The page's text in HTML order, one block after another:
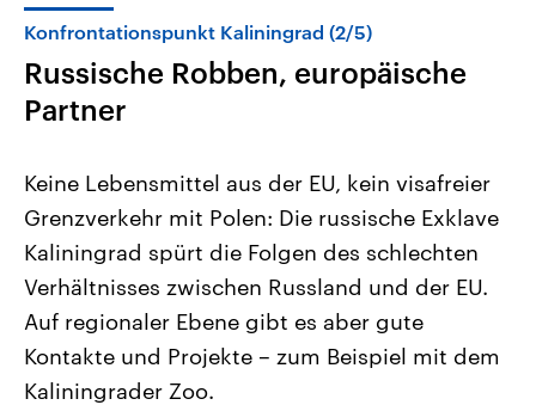
Themen
Landtagswahl Sachsen-Anhalt
2026
Alle Informationen
Sachsen-Anhalt wählt am 6.
September 2026 einen neuen
Landtag. Seit 2021 wird das
Bundesland von einer Koalition aus
CDU, SPD und FDP regiert.-
Umfragen, Prognosen,
USA
Aktuelle Beiträge,
Hintergründe
Wirtschaftlich und
gehören die Vereinigten
den mächtigsten Ländern
mit großem Einfluss auf
aktuelle Weltgeschehen.
Konfrontationspunkt Kaliningrad (2/5)
Russische Robben, europäische
Partner
Keine Lebensmittel aus der EU, kein visafreier
Grenzverkehr mit Polen: Die russische Exklave
Kaliningrad spürt die Folgen des schlechten
Verhältnisses zwischen Russland und der EU.
Auf regionaler Ebene gibt es aber gute
Kontakte und Projekte – zum Beispiel mit dem
Kaliningrader Zoo.